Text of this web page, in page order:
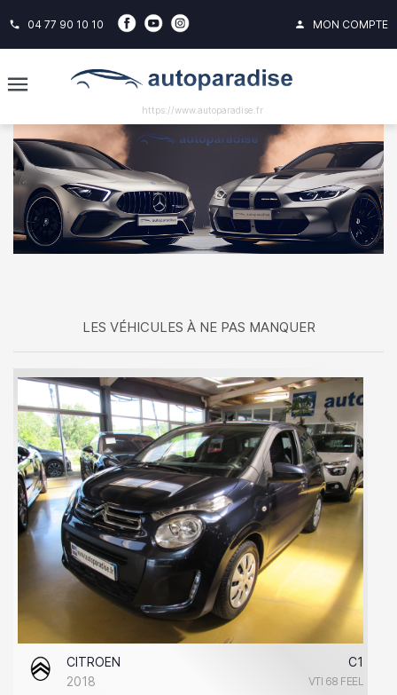
phone 04 77 90 10 10 person MON COMPTE
https://www.autoparadise.fr
LES VÉHICULES À NE PAS MANQUER
CITROEN
C1
2018
VTI 68 FEEL